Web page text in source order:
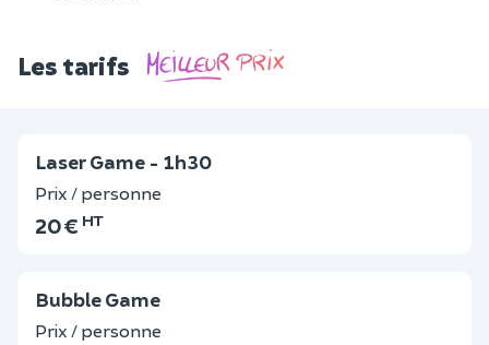
Les tarifs
Laser Game - 1h30
Prix / personne
20 € HT
Bubble Game
Prix / personne